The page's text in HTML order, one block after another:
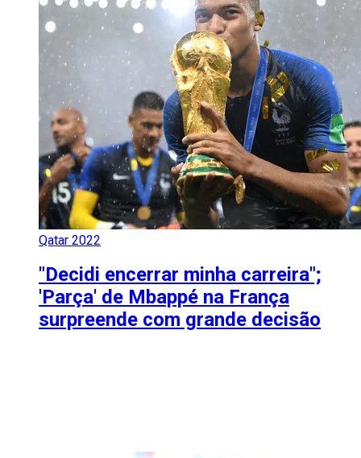
Qatar 2022
"Decidi encerrar minha carreira";
'Parça' de Mbappé na França
surpreende com grande decisão